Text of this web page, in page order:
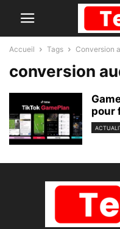
Accueil Tags Conversion
conversion
pour